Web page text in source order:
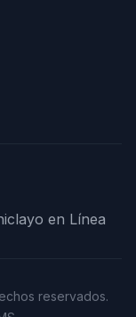
en Línea
reservados.